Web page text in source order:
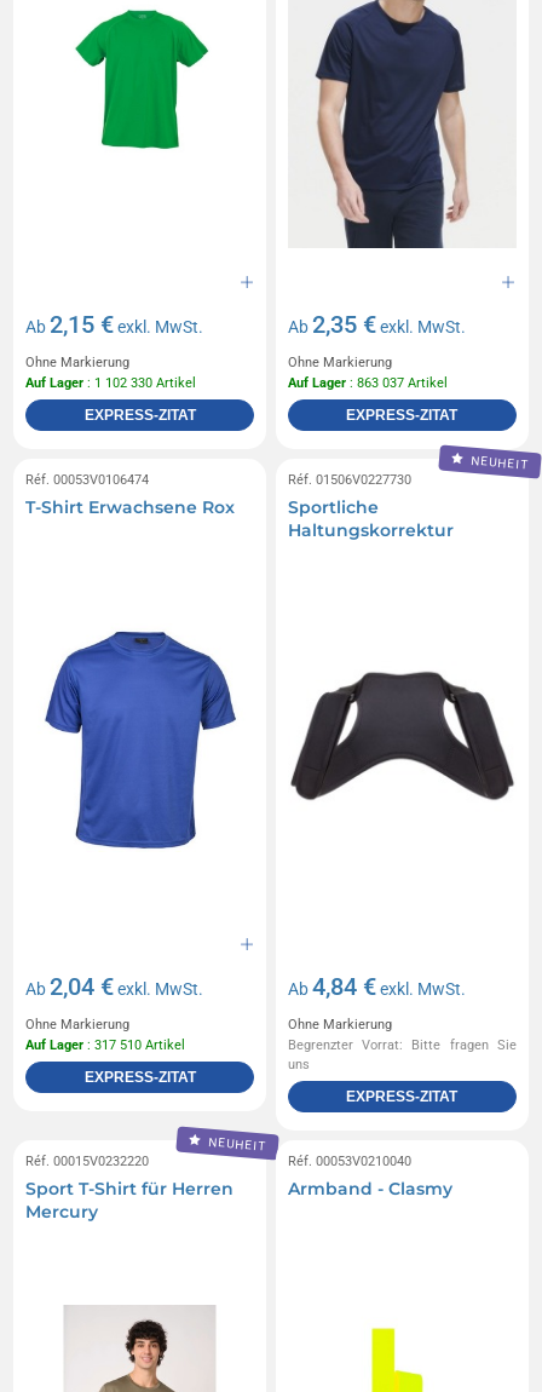
Ab2,15 €exkl. MwSt.
Ohne Markierung
Auf Lager : 1 102 330 Artikel
EXPRESS-ZITAT
Ab2,35 €exkl. MwSt.
Ohne Markierung
Auf Lager : 863 037 Artikel
EXPRESS-ZITAT
Réf. 00053V0106474
T-Shirt Erwachsene Rox
Ab2,04 €exkl. MwSt.
Ohne Markierung
Auf Lager : 317 510 Artikel
EXPRESS-ZITAT
NEUHEIT
Réf. 01506V0227730
Sportliche
Haltungskorrektur
Ab4,84 €exkl. MwSt.
Ohne Markierung
Begrenzter Vorrat: Bitte fragen Sie
uns
EXPRESS-ZITAT
NEUHEIT
Réf. 00015V0232220
Sport T-Shirt für Herren
Mercury
Réf. 00053V0210040
Armband - Clasmy